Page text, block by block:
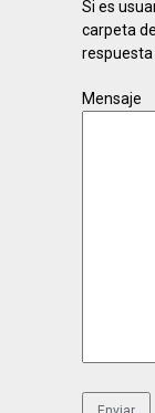
Si es
carpeta
Mensaje